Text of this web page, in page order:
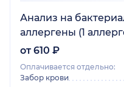
Анализ на
аллергены (1
от 610 ₽
Оплачивается отдельно:
Забор крови